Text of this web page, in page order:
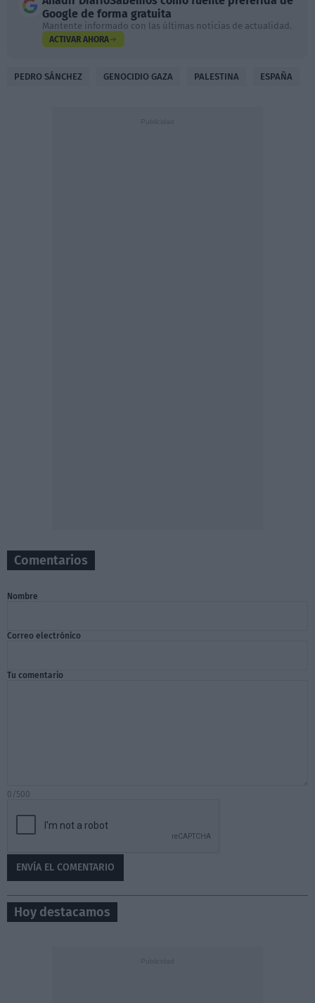
Google de forma gratuita
Mantente informado con las últimas noticias de actualidad.
ACTIVAR AHORA
PEDRO SÁNCHEZ GENOCIDIO GAZA PALESTINA ESPAÑA
Comentarios
Nombre
Correo electrónico
Tu comentario
0/500
Hoy destacamos